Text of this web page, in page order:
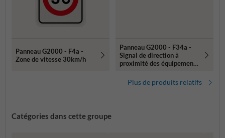
Panneau G2000 - F4a -
Zone de vitesse 30km/h
Panneau G2000 - F34a -
Signal de direction à
proximité des équipements
ou d'intérêt général
(gauche)
Plus de produits relatifs
Catégories dans cette groupe